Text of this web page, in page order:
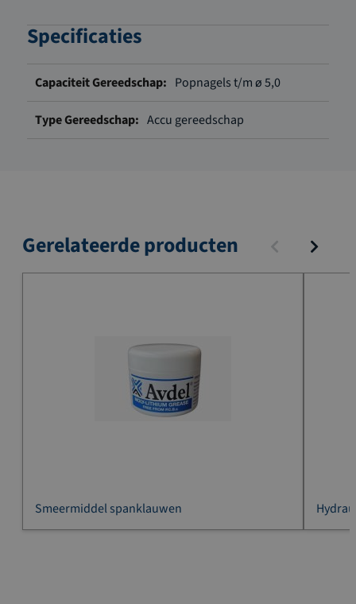
Specificaties
informatie
Popnagels t/m ø 5,0
Accu gereedschap
Gerelateerde producten
Smeermiddel spanklauwen